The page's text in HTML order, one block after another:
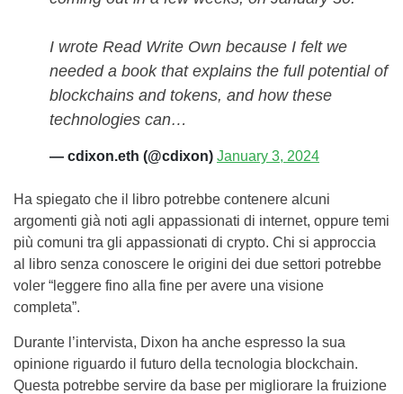
I wrote Read Write Own because I felt we
needed a book that explains the full potential of
blockchains and tokens, and how these
technologies can…
— cdixon.eth (@cdixon) January 3, 2024
Ha spiegato che il libro potrebbe contenere alcuni
argomenti già noti agli appassionati di internet, oppure temi
più comuni tra gli appassionati di crypto. Chi si approccia
al libro senza conoscere le origini dei due settori potrebbe
voler “leggere fino alla fine per avere una visione
completa”.
Durante l’intervista, Dixon ha anche espresso la sua
opinione riguardo il futuro della tecnologia blockchain.
Questa potrebbe servire da base per migliorare la fruizione